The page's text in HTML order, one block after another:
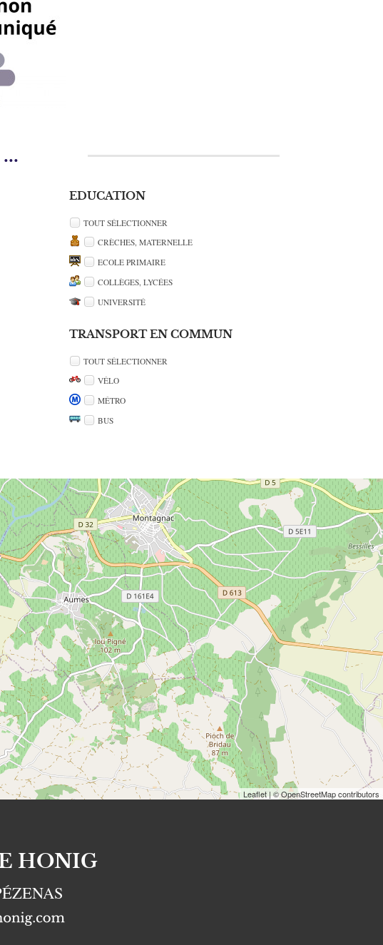
EDUCATION
TOUT SÉLECTIONNER
CRÈCHES, MATERNELLE
ECOLE PRIMAIRE
COLLÈGES, LYCÉES
UNIVERSITÉ
TRANSPORT EN COMMUN
TOUT SÉLECTIONNER
VÉLO
MÉTRO
BUS
Leaflet | © OpenStreetMap contributors
HONIG